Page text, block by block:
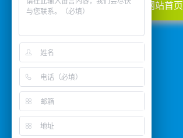
网站首页
扫码进入手机站